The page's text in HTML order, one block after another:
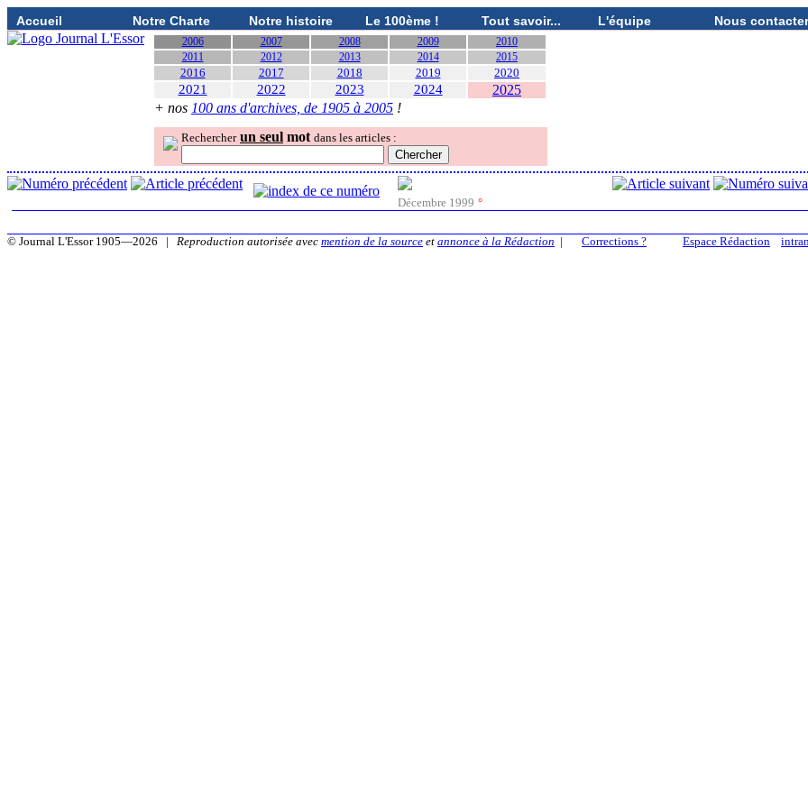
Accueil Notre Charte Notre histoire Le 100ème ! Tout savoir... L'équipe Nous contacter
2006 2007 2008 2009
2010
2011
2012 2013 2014 2015
2016 2017 2018 2019 2020
2021 2022 2023 2024
2025
+ nos 100 ans d'archives, de 1905 à 2005 !
Rechercher un seul mot dans les articles :
Décembre 1999 °
Espace Rédaction
© Journal L'Essor 1905—2026 | Reproduction autorisée avec mention de la source et annonce à la Rédaction | Corrections ?